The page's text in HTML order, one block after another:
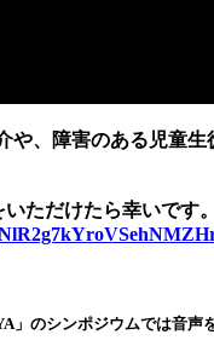
、障害のある児童
ただけたら幸いです。
のシンポジウムでは音声